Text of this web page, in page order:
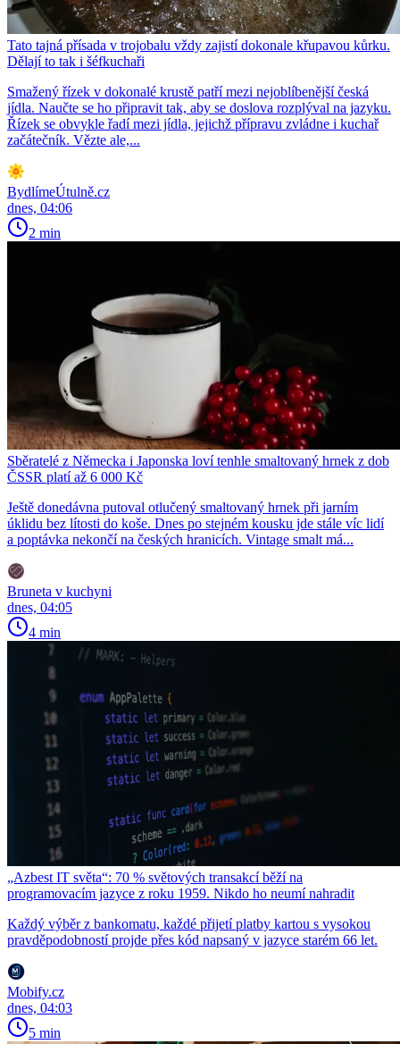
Tato tajná přísada v trojobalu vždy zajistí dokonale křupavou kůrku.
Dělají to tak i šéfkuchaři
Smažený řízek v dokonalé krustě patří mezi nejoblíbenější česká
jídla. Naučte se ho připravit tak, aby se doslova rozplýval na jazyku.
Řízek se obvykle řadí mezi jídla, jejichž přípravu zvládne i kuchař
začátečník. Vězte ale,...
BydlímeÚtulně.cz
dnes, 04:06
2 min
Sběratelé z Německa i Japonska loví tenhle smaltovaný hrnek z dob
ČSSR platí až 6 000 Kč
Ještě donedávna putoval otlučený smaltovaný hrnek při jarním
úklidu bez lítosti do koše. Dnes po stejném kousku jde stále víc lidí
a poptávka nekončí na českých hranicích. Vintage smalt má...
Bruneta v kuchyni
dnes, 04:05
4 min
„Azbest IT světa“: 70 % světových transakcí běží na
programovacím jazyce z roku 1959. Nikdo ho neumí nahradit
Každý výběr z bankomatu, každé přijetí platby kartou s vysokou
pravděpodobností projde přes kód napsaný v jazyce starém 66 let.
Mobify.cz
dnes, 04:03
5 min